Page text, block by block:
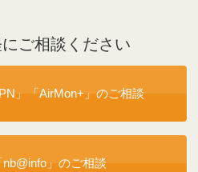
ご相談ください
」「AirMon+」のご相談
nb@info」のご相談